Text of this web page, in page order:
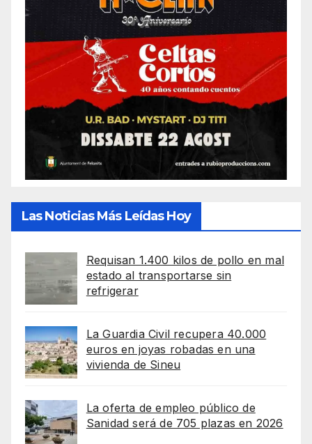
Las Noticias Más Leídas Hoy
Requisan 1.400 kilos de pollo en mal
estado al transportarse sin
refrigerar
La Guardia Civil recupera 40.000
euros en joyas robadas en una
vivienda de Sineu
La oferta de empleo público de
Sanidad será de 705 plazas en 2026